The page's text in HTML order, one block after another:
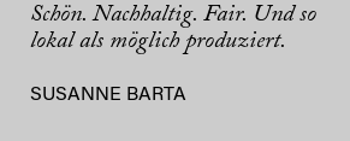
Schön. Nachhaltig. Fair. Und so
lokal als möglich produziert.
SUSANNE BARTA